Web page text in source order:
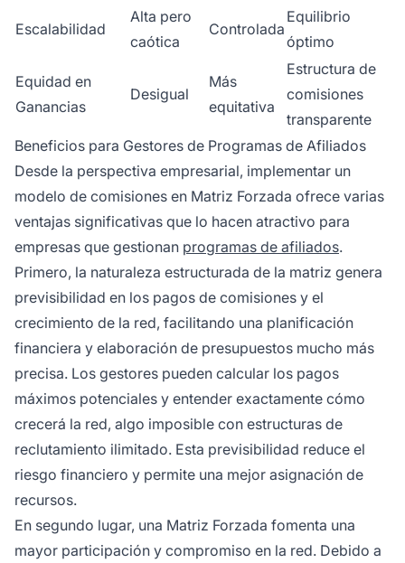
Escalabilidad
Alta pero
caótica
Controlada
Equilibrio
óptimo
Equidad en
Ganancias
Desigual
Más
equitativa
Estructura de
comisiones
transparente
Beneficios para Gestores de Programas de Afiliados
Desde la perspectiva empresarial, implementar un
modelo de comisiones en Matriz Forzada ofrece varias
ventajas significativas que lo hacen atractivo para
empresas que gestionan programas de afiliados.
Primero, la naturaleza estructurada de la matriz genera
previsibilidad en los pagos de comisiones y el
crecimiento de la red, facilitando una planificación
financiera y elaboración de presupuestos mucho más
precisa. Los gestores pueden calcular los pagos
máximos potenciales y entender exactamente cómo
crecerá la red, algo imposible con estructuras de
reclutamiento ilimitado. Esta previsibilidad reduce el
riesgo financiero y permite una mejor asignación de
recursos.
En segundo lugar, una Matriz Forzada fomenta una
mayor participación y compromiso en la red. Debido a